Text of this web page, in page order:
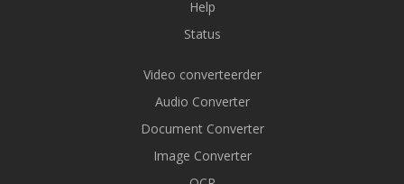
Help
Status
Video converteerder
Audio Converter
Document Converter
Image Converter